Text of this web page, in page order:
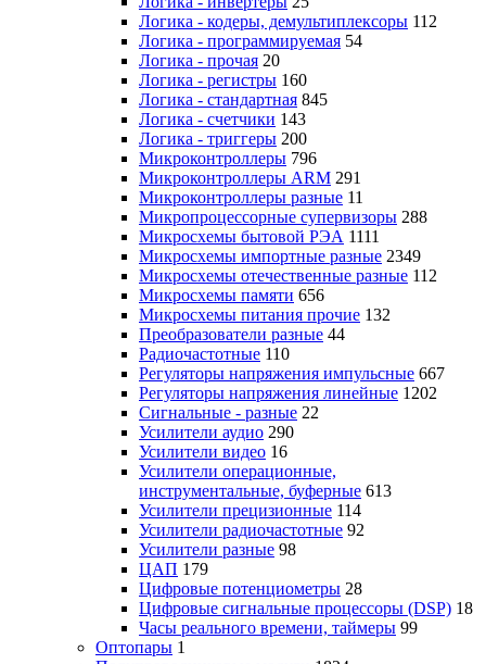
Логика - кодеры, демультиплексоры 112
Логика - программируемая 54
Логика - прочая 20
Логика - регистры 160
Логика - стандартная 845
Логика - счетчики 143
Логика - триггеры 200
Микроконтроллеры 796
Микроконтроллеры ARM 291
Микроконтроллеры разные 11
Микропроцессорные супервизоры 288
Микросхемы бытовой РЭА 1111
Микросхемы импортные разные 2349
Микросхемы отечественные разные 112
Микросхемы памяти 656
Микросхемы питания прочие 132
Преобразователи разные 44
Радиочастотные 110
Регуляторы напряжения импульсные 667
Регуляторы напряжения линейные 1202
Сигнальные - разные 22
Усилители аудио 290
Усилители видео 16
Усилители операционные,
инструментальные, буферные 613
Усилители прецизионные 114
Усилители радиочастотные 92
Усилители разные 98
ЦАП 179
Цифровые потенциометры 28
Цифровые сигнальные процессоры (DSP) 18
Часы реального времени, таймеры 99
Оптопары 1